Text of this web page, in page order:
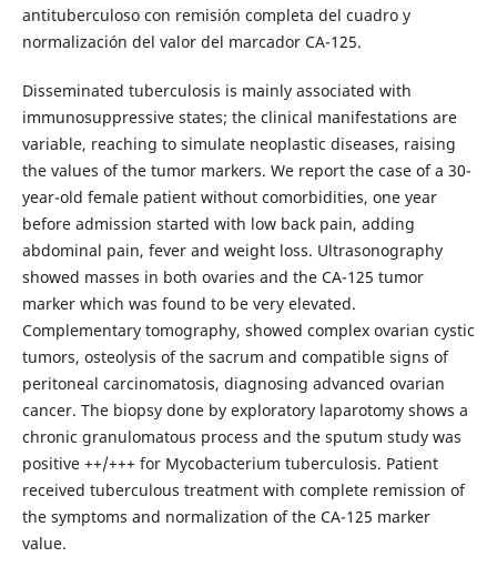
antituberculoso con remisión completa del cuadro y
normalización del valor del marcador CA-125.
Disseminated tuberculosis is mainly associated with
immunosuppressive states; the clinical manifestations are
variable, reaching to simulate neoplastic diseases, raising
the values of the tumor markers. We report the case of a 30-
year-old female patient without comorbidities, one year
before admission started with low back pain, adding
abdominal pain, fever and weight loss. Ultrasonography
showed masses in both ovaries and the CA-125 tumor
marker which was found to be very elevated.
Complementary tomography, showed complex ovarian cystic
tumors, osteolysis of the sacrum and compatible signs of
peritoneal carcinomatosis, diagnosing advanced ovarian
cancer. The biopsy done by exploratory laparotomy shows a
chronic granulomatous process and the sputum study was
positive ++/+++ for Mycobacterium tuberculosis. Patient
received tuberculous treatment with complete remission of
the symptoms and normalization of the CA-125 marker
value.